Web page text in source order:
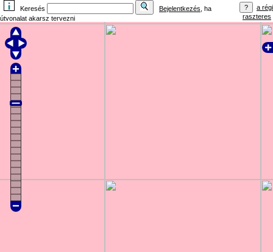
Keresés Bejelentkezés , ha
útvonalat akarsz tervezni
a régi
raszteres